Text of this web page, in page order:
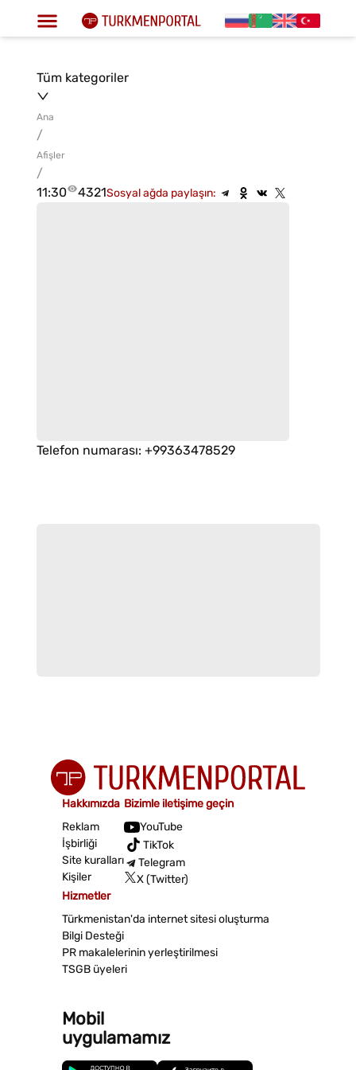
Tüm kategoriler
Ana
/
Afişler
/
11:30
4321Sosyal ağda paylaşın:
Telefon numarası: +99363478529
Hakkımızda
Reklam
İşbirliği
Site kuralları
Kişiler
Bizimle iletişime geçin
YouTube
TikTok
Telegram
X (Twitter)
Hizmetler
Türkmenistan'da internet sitesi oluşturma
Bilgi Desteği
PR makalelerinin yerleştirilmesi
TSGB üyeleri
Mobil
uygulamamız